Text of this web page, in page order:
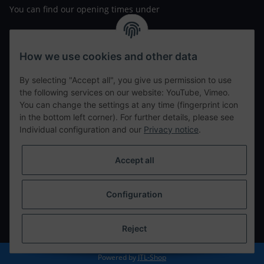
You can find our opening times under
https://www.wannavapor.de/Filialen
your personal site
contact details
tweet
teilen
Withdraw from contract
shipping fees
Powered by JTL-Shop
How we use cookies and other data
By selecting "Accept all", you give us permission to use
the following services on our website: YouTube, Vimeo.
You can change the settings at any time (fingerprint icon
in the bottom left corner). For further details, please see
Individual configuration and our Privacy notice.
Accept all
Configuration
Reject